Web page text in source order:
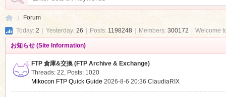
Forum
Today: 2 Yesterday: 26 Posts:1198248 Members: 300172 Welcome
お知らせ (Site Information)
FTP 倉庫&交換 (FTP Archive & Exchange)
Threads: 22, Posts: 1020
Mikocon FTP Quick Guide 2026-8-6 20:36 ClaudiaRIX